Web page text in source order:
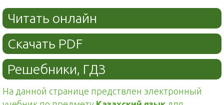
Читать онлайн
Скачать PDF
Решебники, ГДЗ
На данной странице предствлен электронный